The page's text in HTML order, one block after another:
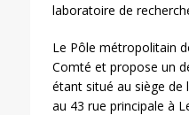
laboratoire de
Le Pôle métropolitain
Comté et propose un
étant situé au siège de
au 43 rue principale à